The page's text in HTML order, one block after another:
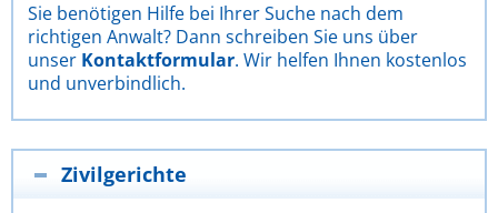
Sie benötigen Hilfe bei Ihrer Suche nach dem
richtigen Anwalt? Dann schreiben Sie uns über
unser Kontaktformular. Wir helfen Ihnen kostenlos
und unverbindlich.
Zivilgerichte